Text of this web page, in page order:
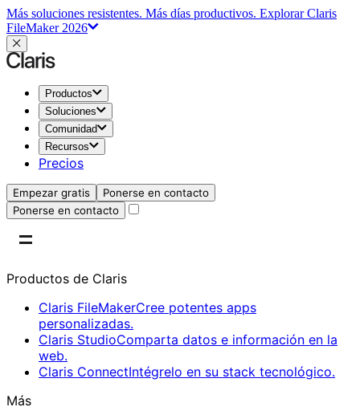
Más soluciones resistentes. Más días productivos. Explorar Claris
FileMaker 2026
Productos
Soluciones
Comunidad
Recursos
Precios
Empezar gratis
Ponerse en contacto
Ponerse en contacto
Productos de Claris
Claris FileMakerCree potentes apps
personalizadas.
Claris StudioComparta datos e información en la
web.
Claris ConnectIntégrelo en su stack tecnológico.
Más